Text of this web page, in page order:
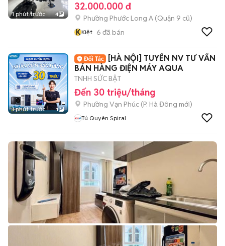
1 phút trước 4
32.000.000 đ
Phường Phước Long A (Quận 9 cũ)
KKiệt 6 đã bán
1 phút trước 1
[HÀ NỘI] TUYỂN NV TƯ VẤN
BÁN HÀNG ĐIỆN MÁY AQUA
TNHH SỨC BẬT
Đến 30 triệu/tháng
Phường Vạn Phúc (P. Hà Đông mới)
Tú Quyên Spiral